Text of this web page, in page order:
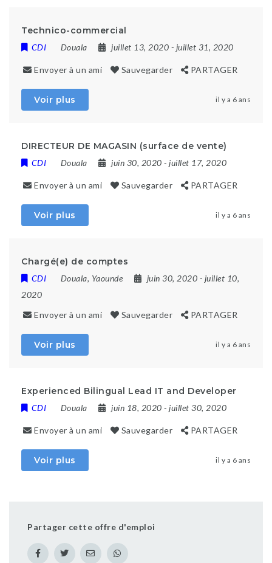
Technico-commercial
CDI Douala juillet 13, 2020 - juillet 31, 2020
Envoyer à un ami Sauvegarder PARTAGER
Voir plus il y a 6 ans
DIRECTEUR DE MAGASIN (surface de vente)
CDI Douala juin 30, 2020 - juillet 17, 2020
Envoyer à un ami Sauvegarder PARTAGER
Voir plus il y a 6 ans
Chargé(e) de comptes
CDI Douala, Yaounde juin 30, 2020 - juillet 10,
2020
Envoyer à un ami
Sauvegarder PARTAGER
Voir plus il y a 6 ans
Experienced Bilingual Lead IT and Developer
CDI Douala juin 18, 2020 - juillet 30, 2020
Envoyer à un ami Sauvegarder PARTAGER
Voir plus il y a 6 ans
Partager cette offre d'emploi